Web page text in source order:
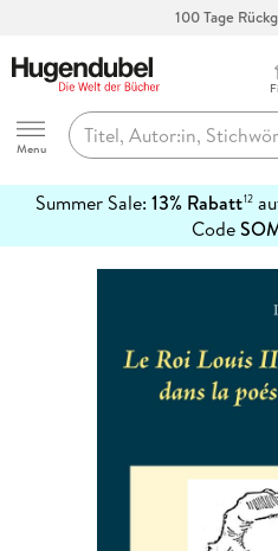
100 Tage
Hugendubel
Menu
Summer Sale: 13% Rabatt12
Code
erfahren